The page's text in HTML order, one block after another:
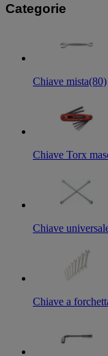
Categorie
Chiave mista(80)
Chiave Torx
Chiave
Chiave a